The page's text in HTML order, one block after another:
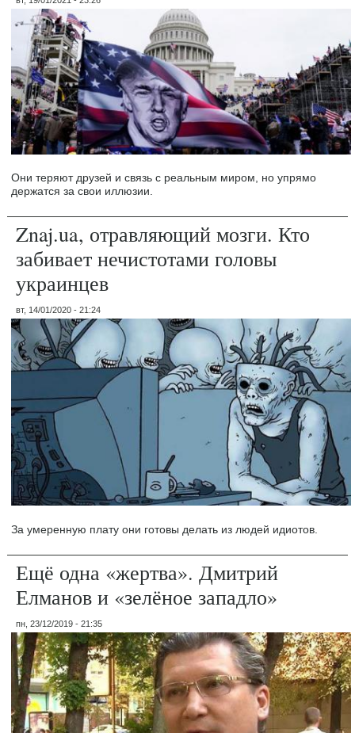
Они теряют друзей и связь с реальным миром, но упрямо
держатся за свои иллюзии.
Znaj.ua, отравляющий мозги. Кто
забивает нечистотами головы
украинцев
вт, 14/01/2020 - 21:24
За умеренную плату они готовы делать из людей идиотов.
Ещё одна «жертва». Дмитрий
Елманов и «зелёное западло»
пн, 23/12/2019 - 21:35